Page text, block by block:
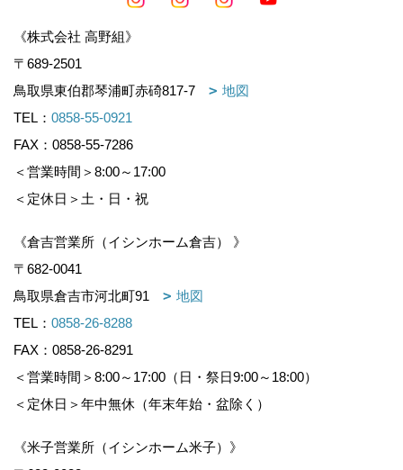
《株式会社 高野組》
〒689-2501
鳥取県東伯郡琴浦町赤碕817-7
地図
TEL： 0858-55-0921
FAX：0858-55-7286
＜営業時間＞8:00～17:00
＜定休日＞土・日・祝
《倉吉営業所（イシンホーム倉吉） 》
〒682-0041
鳥取県倉吉市河北町91
地図
TEL： 0858-26-8288
FAX：0858-26-8291
＜営業時間＞8:00～17:00（日・祭日9:00～18:00）
＜定休日＞年中無休（年末年始・盆除く）
《米子営業所（イシンホーム米子）》